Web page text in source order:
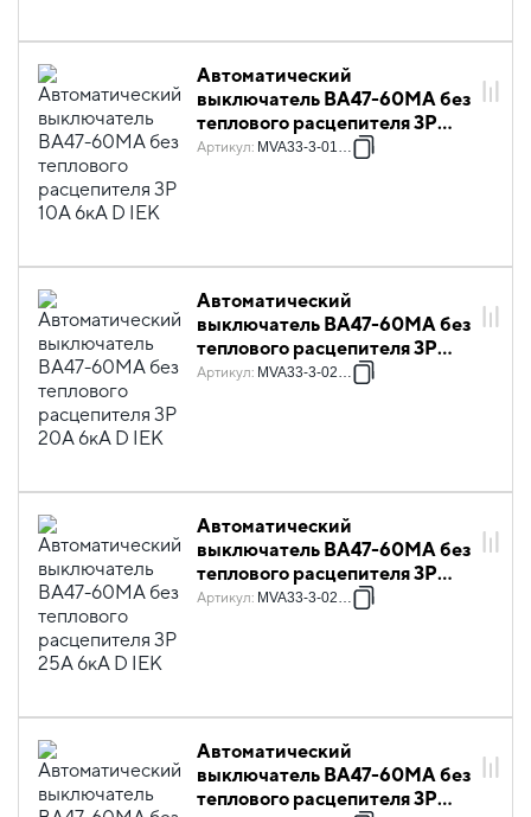
Автоматический
выключатель ВА47-60МА без
теплового расцепителя 3P
10А 6кА D IEK
Артикул: MVA33-3-010-D
Автоматический
выключатель ВА47-60МА без
теплового расцепителя 3P
20А 6кА D IEK
Артикул: MVA33-3-020-D
Автоматический
выключатель ВА47-60МА без
теплового расцепителя 3P
25А 6кА D IEK
Артикул: MVA33-3-025-D
Автоматический
выключатель ВА47-60МА без
теплового расцепителя 3P